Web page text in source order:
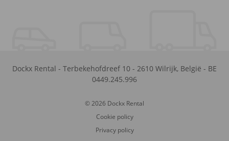
Dockx Rental - Terbekehofdreef 10 - 2610 Wilrijk, België - BE
0449.245.996
© 2026 Dockx Rental
Cookie policy
Privacy policy